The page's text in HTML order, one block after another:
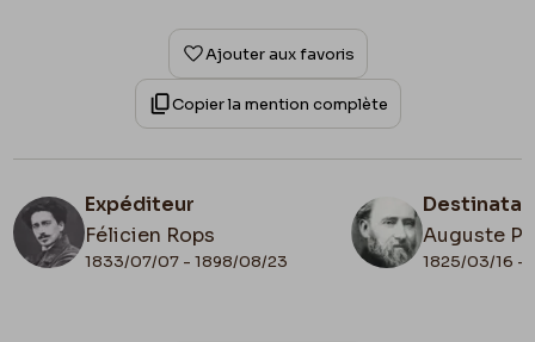
Ajouter aux favoris
Copier la mention complète
Expéditeur
Félicien Rops
1833/07/07 - 1898/08/23
Auguste
1825/03/16 -